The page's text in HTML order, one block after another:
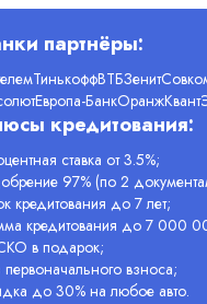
партнёры:
ТинькоффВТБЗенит
Европа-БанкОранжКвант
кредитования:
ставка от 3.5%;
97% (по 2
кредитования до 7 лет;
кредитования до 7 000
в подарок;
первоначального взноса;
до 30% на любое авто.